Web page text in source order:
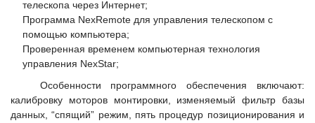
телескопа через Интернет;
Программа NexRemote для управления телескопом с
помощью компьютера;
Проверенная временем компьютерная технология
управления NexStar;
Особенности программного обеспечения включают:
калибровку моторов монтировки, изменяемый фильтр базы
данных, “спящий” режим, пять процедур позиционирования и